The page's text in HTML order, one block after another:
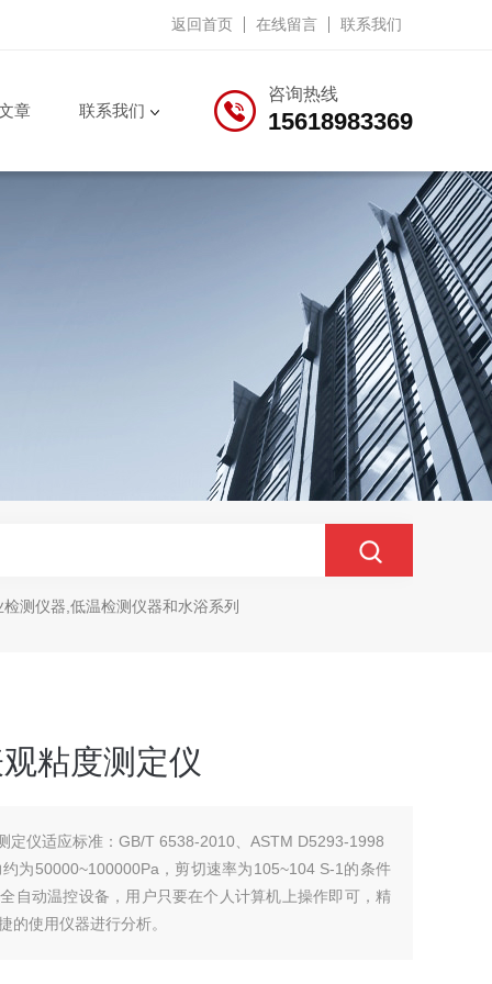
返回首页 在线留言 联系我们
咨询热线
15618983369
章 联系我们
测仪器,低温检测仪器和水浴系列
粘度测定仪
定仪适应标准：GB/T 6538-2010、ASTM D5293-1998
为50000~100000Pa，剪切速率为105~104 S-1的条件
自动温控设备，用户只要在个人计算机上操作即可，精
的使用仪器进行分析。